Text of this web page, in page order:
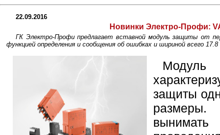
22.09.2016
Новинки Электро-Профи:
ГК Электро-Профи предлагает вставной модуль защиты от
функцией определения и сообщения об ошибках и шириной всего
защиты
размеры.